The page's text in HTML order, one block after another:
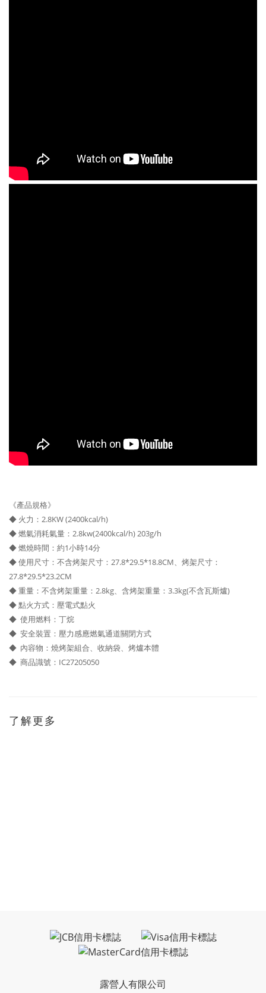
《產品規格》
◆ 火力：2.8KW (2400kcal/h)
◆ 燃氣消耗氣量：2.8kw(2400kcal/h) 203g/h
◆ 燃燒時間：約1小時14分
◆ 使用尺寸：不含烤架尺寸：27.8*29.5*18.8CM、烤架尺寸：
27.8*29.5*23.2CM
◆ 重量：不含烤架重量：2.8kg、含烤架重量：3.3kg(不含瓦斯爐)
◆ 點火方式：壓電式點火
◆ 使用燃料：丁烷
◆ 安全裝置：壓力感應燃氣通道關閉方式
◆ 內容物：燒烤架組合、收納袋、烤爐本體
◆ 商品識號：IC27205050
了解更多
露營人有限公司